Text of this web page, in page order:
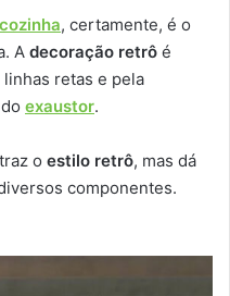
cozinha, certamente, é o
A decoração retrô é
retas e pela
exaustor.
o estilo retrô, mas dá
componentes.